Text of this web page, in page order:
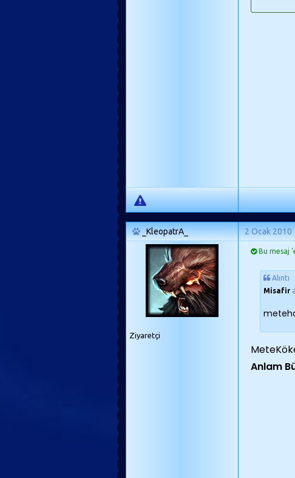
_KleopatrA_ 2 Ocak 2010
Ziyaretçi
Bu mesaj
Alıntı
Misafir
Anlam